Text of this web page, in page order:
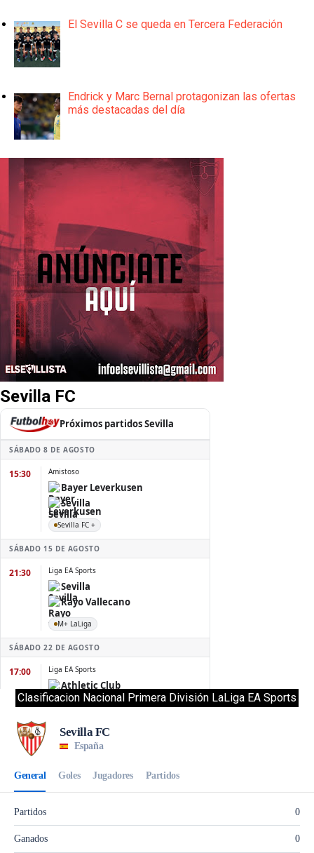
El Sevilla C se queda en Tercera Federación
Endrick y Marc Bernal protagonizan las ofertas
más destacadas del día
Sevilla FC
Clasificacion Nacional Primera División LaLiga EA Sports